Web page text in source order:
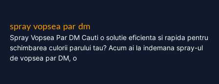
spray vopsea par dm
Spray Vopsea Par DM Cauti o solutie eficienta si rapida pentru
schimbarea culorii parului tau? Acum ai la indemana spray-ul
de vopsea par DM, o